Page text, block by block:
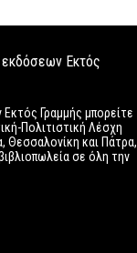
Εκτός
Γραμμής μπορείτε
Πολιτιστική Λέσχη
Θεσσαλονίκη και Πάτρα,
σε όλη την